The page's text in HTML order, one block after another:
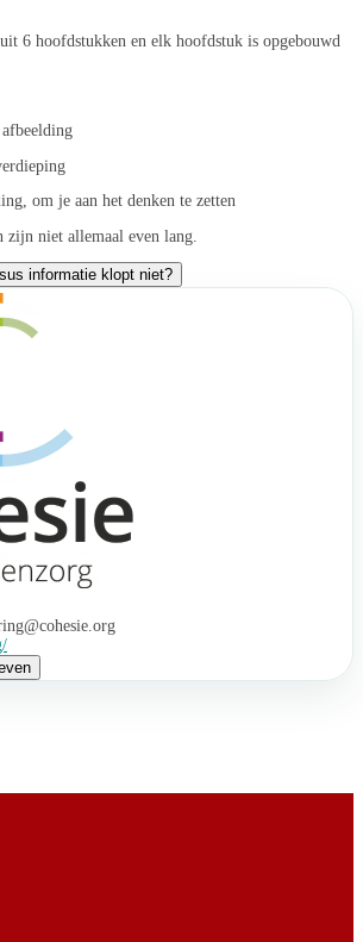
6 hoofdstukken en elk hoofdstuk is opgebouwd
om je aan het denken te zetten
niet allemaal even lang.
informatie klopt niet?